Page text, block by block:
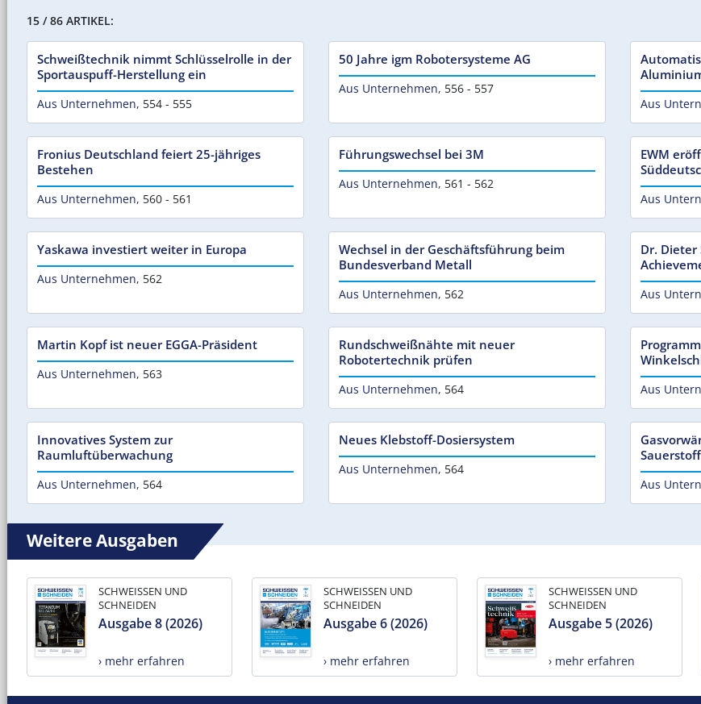
15 / 86 ARTIKEL:
Schweißtechnik nimmt Schlüsselrolle in der
Sportauspuff-Herstellung ein
Aus Unternehmen, 554 - 555
50 Jahre igm Robotersysteme AG
Aus Unternehmen, 556 - 557
Aus
Fronius Deutschland feiert 25-jähriges
Bestehen
Aus Unternehmen, 560 - 561
Führungswechsel bei 3M
Aus Unternehmen, 561 - 562
EWM
Aus
Yaskawa investiert weiter in Europa
Aus Unternehmen, 562
Wechsel in der Geschäftsführung beim
Bundesverband Metall
Aus Unternehmen, 562
Dr.
Aus
Martin Kopf ist neuer EGGA-Präsident
Aus Unternehmen, 563
Rundschweißnähte mit neuer
Robotertechnik prüfen
Aus Unternehmen, 564 Aus
Innovatives System zur
Raumluftüberwachung
Aus Unternehmen, 564
Neues Klebstoff-Dosiersystem
Aus Unternehmen, 564
Sauerstoff
Aus
Weitere Ausgaben
SCHWEISSEN UND
SCHNEIDEN
Ausgabe 8 (2026)
› mehr erfahren
SCHWEISSEN UND
SCHNEIDEN
Ausgabe 6 (2026)
› mehr erfahren
SCHWEISSEN UND
SCHNEIDEN
Ausgabe 5 (2026)
› mehr erfahren